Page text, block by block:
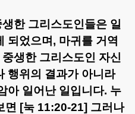
한 그리스도인들은 일
되었으며 , 마귀를 거역
생한 그리스도인 자신
행위의 결과가 아니라
아 일어난 일입니다. 누
면 [눅 11:20-21] 그러나